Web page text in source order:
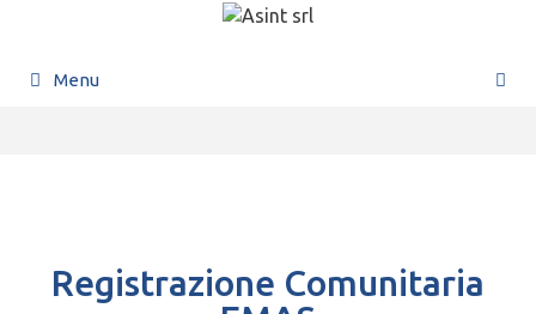
Menu
Registrazione Comunitaria